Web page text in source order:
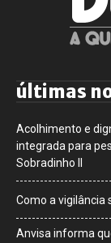
últimas
Acolhimento e
integrada para
Sobradinho II
Como a vigilância
Anvisa informa